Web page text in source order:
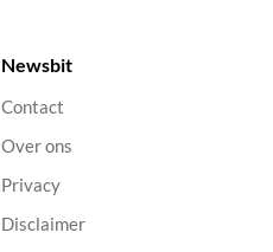
Newsbit
Contact
Over ons
Privacy
Disclaimer